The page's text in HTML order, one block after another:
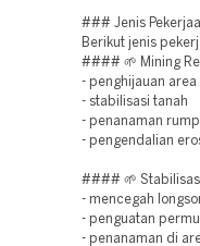
### Jenis
Berikut jenis
#### 🌱 Mining
- penghijauan
- stabilisasi tanah
- penanaman
- pengendalian
#### 🌱
- mencegah
- penguatan
- penanaman di